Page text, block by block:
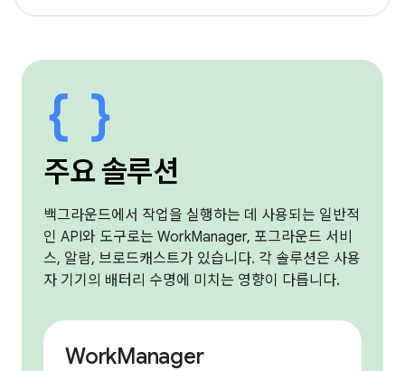
주요 솔루션
백그라운드에서 작업을 실행하는 데 사용되는 일반적
인 API와 도구로는 WorkManager, 포그라운드 서비
스, 알람, 브로드캐스트가 있습니다. 각 솔루션은 사용
자 기기의 배터리 수명에 미치는 영향이 다릅니다.
WorkManager